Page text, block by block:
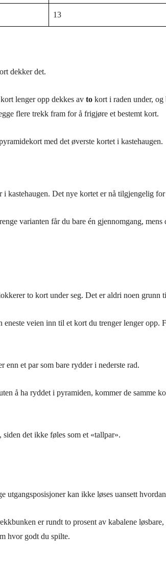
13
dekker det.
lenger opp dekkes av to kort i raden under,
flere trekk fram for å frigjøre et bestemt kort.
med det øverste kortet i kastehaugen.
kastehaugen. Det nye kortet er nå tilgjengelig
varianten får du bare én gjennomgang,
to kort under seg. Det er aldri noen grunn
veien inn til et kort du trenger lenger opp.
et par som bare rydder i nederste rad.
å ha ryddet i pyramiden, kommer de samme
siden det ikke føles som et «tallpar».
utgangsposisjoner kan ikke løses uansett
er rundt to prosent av kabalene
hvor godt du spilte.